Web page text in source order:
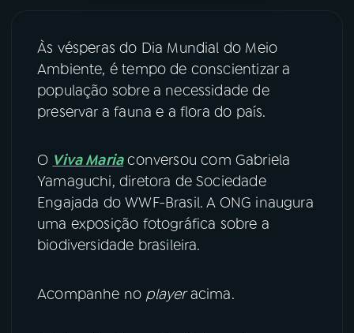
Instagram
Às vésperas do Dia Mundial do Meio
Ambiente, é tempo de conscientizar a
população sobre a necessidade de
preservar a fauna e a flora do país.
O Viva Mariaconversou com Gabriela
Yamaguchi, diretora de Sociedade
Engajada do WWF-Brasil. A ONG inaugura
uma exposição fotográfica sobre a
biodiversidade brasileira.
Acompanhe no playeracima.